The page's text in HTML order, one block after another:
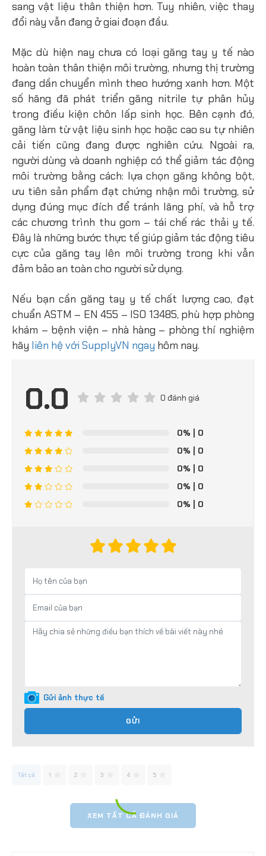
sang vật liệu thân thiện hơn. Tuy nhiên, việc thay
đổi này vẫn đang ở giai đoạn đầu.
Mặc dù hiện nay chưa có loại găng tay y tế nào
hoàn toàn thân thiện môi trường, nhưng thị trường
đang dần chuyển mình theo hướng xanh hơn. Một
số hãng đã phát triển găng nitrile tự phân hủy
trong điều kiện chôn lấp sinh học. Bên cạnh đó,
găng làm từ vật liệu sinh học hoặc cao su tự nhiên
cải tiến cũng đang được nghiên cứu. Ngoài ra,
người dùng và doanh nghiệp có thể giảm tác động
môi trường bằng cách: lựa chọn găng không bột,
ưu tiên sản phẩm đạt chứng nhận môi trường, sử
dụng đúng mục đích để tránh lãng phí, và hỗ trợ
các chương trình thu gom – tái chế rác thải y tế.
Đây là những bước thực tế giúp giảm tác động tiêu
cực của găng tay lên môi trường trong khi vẫn
đảm bảo an toàn cho người sử dụng.
Nếu bạn cần găng tay y tế chất lượng cao, đạt
chuẩn ASTM – EN 455 – ISO 13485, phù hợp phòng
khám – bệnh viện – nhà hàng – phòng thí nghiệm
hãy liên hệ với SupplyVN ngay hôm nay.
0.0 0 đánh giá
0% | 0
0% | 0
0% | 0
0% | 0
0% | 0
Gửi ảnh thực tế
GỬI
Tất cả 1 2 3 4 5
XEM TẤT CẢ ĐÁNH GIÁ